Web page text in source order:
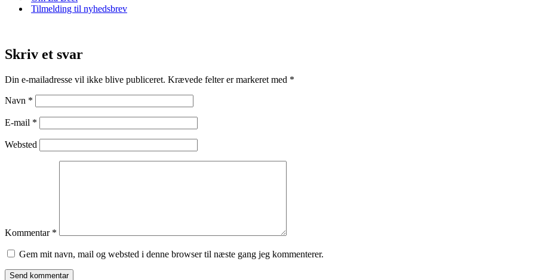
Tilmelding til nyhedsbrev
Skriv et svar
Din e-mailadresse vil ikke blive publiceret. Krævede felter er markeret med *
Navn *
E-mail *
Websted
Kommentar *
Gem mit navn, mail og websted i denne browser til næste gang jeg kommenterer.